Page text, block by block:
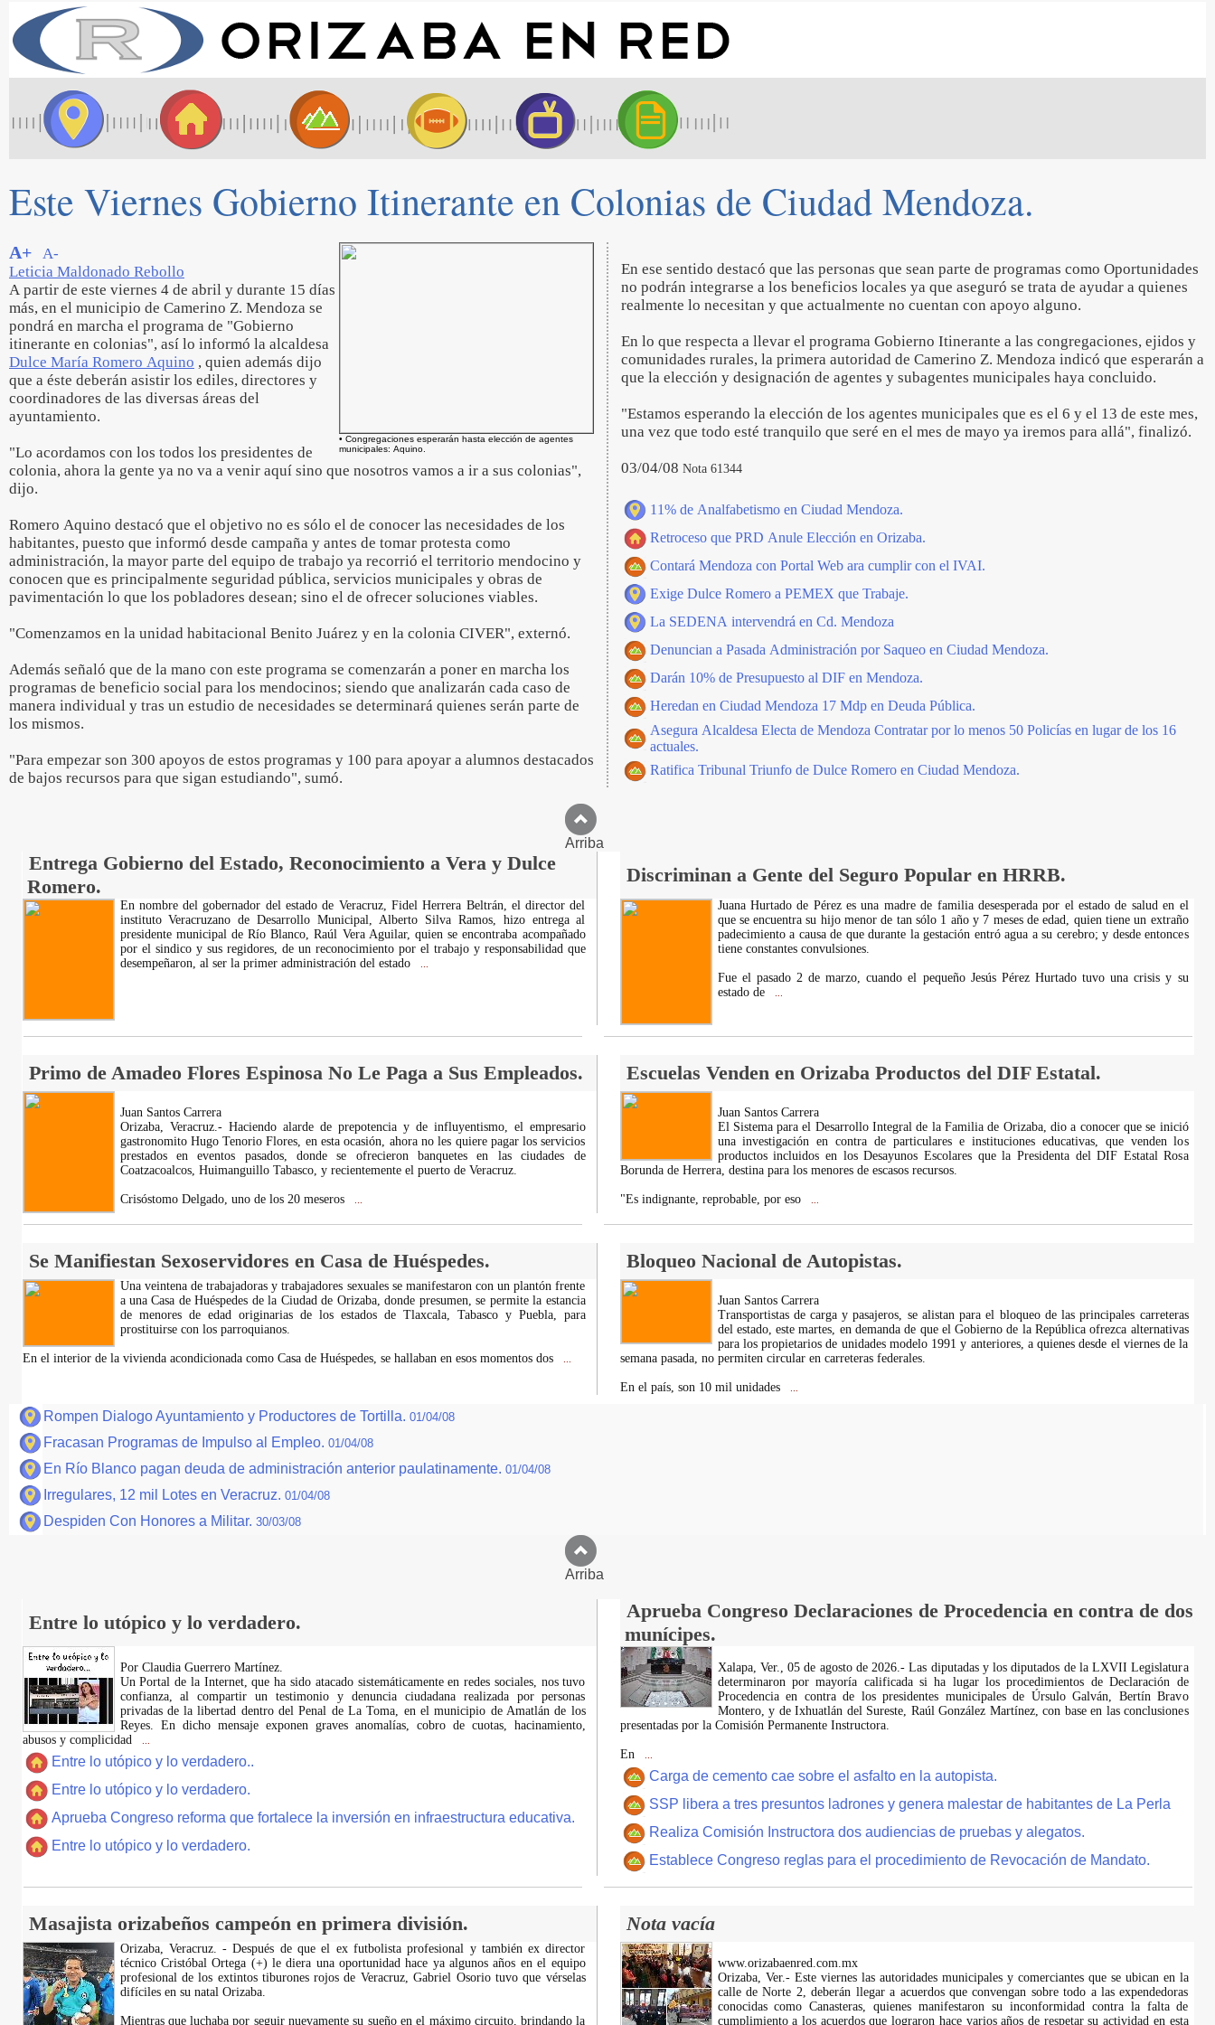
Este Viernes Gobierno Itinerante en Colonias de Ciudad Mendoza.
• Congregaciones esperarán hasta elección de agentes
municipales: Aquino.
A+
A-
Leticia Maldonado Rebollo
A partir de este viernes 4 de abril y durante 15 días
más, en el municipio de Camerino Z. Mendoza se
pondrá en marcha el programa de "Gobierno
itinerante en colonias", así lo informó la alcaldesa
Dulce María Romero Aquino , quien además dijo
que a éste deberán asistir los ediles, directores y
coordinadores de las diversas áreas del
ayuntamiento.
"Lo acordamos con los todos los presidentes de
colonia, ahora la gente ya no va a venir aquí sino que nosotros vamos a ir a sus colonias",
dijo.
Romero Aquino destacó que el objetivo no es sólo el de conocer las necesidades de los
habitantes, puesto que informó desde campaña y antes de tomar protesta como
administración, la mayor parte del equipo de trabajo ya recorrió el territorio mendocino y
conocen que es principalmente seguridad pública, servicios municipales y obras de
pavimentación lo que los pobladores desean; sino el de ofrecer soluciones viables.
"Comenzamos en la unidad habitacional Benito Juárez y en la colonia CIVER", externó.
Además señaló que de la mano con este programa se comenzarán a poner en marcha los
programas de beneficio social para los mendocinos; siendo que analizarán cada caso de
manera individual y tras un estudio de necesidades se determinará quienes serán parte de
los mismos.
"Para empezar son 300 apoyos de estos programas y 100 para apoyar a alumnos destacados
de bajos recursos para que sigan estudiando", sumó.
En ese sentido destacó que las personas que sean parte de programas como Oportunidades
no podrán integrarse a los beneficios locales ya que aseguró se trata de ayudar a quienes
realmente lo necesitan y que actualmente no cuentan con apoyo alguno.
En lo que respecta a llevar el programa Gobierno Itinerante a las congregaciones, ejidos y
comunidades rurales, la primera autoridad de Camerino Z. Mendoza indicó que esperarán a
que la elección y designación de agentes y subagentes municipales haya concluido.
"Estamos esperando la elección de los agentes municipales que es el 6 y el 13 de este mes,
una vez que todo esté tranquilo que seré en el mes de mayo ya iremos para allá", finalizó.
03/04/08 Nota 61344
11% de Analfabetismo en Ciudad Mendoza.
Retroceso que PRD Anule Elección en Orizaba.
Contará Mendoza con Portal Web ara cumplir con el IVAI.
Exige Dulce Romero a PEMEX que Trabaje.
La SEDENA intervendrá en Cd. Mendoza
Denuncian a Pasada Administración por Saqueo en Ciudad Mendoza.
Darán 10% de Presupuesto al DIF en Mendoza.
Heredan en Ciudad Mendoza 17 Mdp en Deuda Pública.
Asegura Alcaldesa Electa de Mendoza Contratar por lo menos 50 Policías en lugar de los 16
actuales.
Ratifica Tribunal Triunfo de Dulce Romero en Ciudad Mendoza.
Arriba
Entrega Gobierno del Estado, Reconocimiento a Vera y Dulce
Romero.
Discriminan a Gente del Seguro Popular en HRRB.
En nombre del gobernador del estado de Veracruz, Fidel Herrera Beltrán, el director del
instituto Veracruzano de Desarrollo Municipal, Alberto Silva Ramos, hizo entrega al
presidente municipal de Río Blanco, Raúl Vera Aguilar, quien se encontraba acompañado
por el sindico y sus regidores, de un reconocimiento por el trabajo y responsabilidad que
desempeñaron, al ser la primer administración del estado
Juana Hurtado de Pérez es una madre de familia desesperada por el estado de salud en el
que se encuentra su hijo menor de tan sólo 1 año y 7 meses de edad, quien tiene un extraño
padecimiento a causa de que durante la gestación entró agua a su cerebro; y desde entonces
tiene constantes convulsiones.
Fue el pasado 2 de marzo, cuando el pequeño Jesús Pérez Hurtado tuvo una crisis y su
estado de
Primo de Amadeo Flores Espinosa No Le Paga a Sus Empleados. Escuelas Venden en Orizaba Productos del DIF Estatal.
Juan Santos Carrera
Orizaba, Veracruz.- Haciendo alarde de prepotencia y de influyentismo, el empresario
gastronomito Hugo Tenorio Flores, en esta ocasión, ahora no les quiere pagar los servicios
prestados en eventos pasados, donde se ofrecieron banquetes en las ciudades de
Coatzacoalcos, Huimanguillo Tabasco, y recientemente el puerto de Veracruz.
Crisóstomo Delgado, uno de los 20 meseros
Juan Santos Carrera
El Sistema para el Desarrollo Integral de la Familia de Orizaba, dio a conocer que se inició
una investigación en contra de particulares e instituciones educativas, que venden los
productos incluidos en los Desayunos Escolares que la Presidenta del DIF Estatal Rosa
Borunda de Herrera, destina para los menores de escasos recursos.
"Es indignante, reprobable, por eso
Se Manifiestan Sexoservidores en Casa de Huéspedes. Bloqueo Nacional de Autopistas.
Una veintena de trabajadoras y trabajadores sexuales se manifestaron con un plantón frente
a una Casa de Huéspedes de la Ciudad de Orizaba, donde presumen, se permite la estancia
de menores de edad originarias de los estados de Tlaxcala, Tabasco y Puebla, para
prostituirse con los parroquianos.
En el interior de la vivienda acondicionada como Casa de Huéspedes, se hallaban en esos momentos dos
Juan Santos Carrera
Transportistas de carga y pasajeros, se alistan para el bloqueo de las principales carreteras
del estado, este martes, en demanda de que el Gobierno de la República ofrezca alternativas
para los propietarios de unidades modelo 1991 y anteriores, a quienes desde el viernes de la
semana pasada, no permiten circular en carreteras federales.
En el país, son 10 mil unidades
Rompen Dialogo Ayuntamiento y Productores de Tortilla. 01/04/08
Fracasan Programas de Impulso al Empleo. 01/04/08
En Río Blanco pagan deuda de administración anterior paulatinamente. 01/04/08
Irregulares, 12 mil Lotes en Veracruz. 01/04/08
Despiden Con Honores a Militar. 30/03/08
Arriba
Entre lo utópico y lo verdadero.
Aprueba Congreso Declaraciones de Procedencia en contra de dos
munícipes.
Por Claudia Guerrero Martínez.
​Un Portal de la Internet, que ha sido atacado sistemáticamente en redes sociales, nos tuvo
confianza, al compartir un testimonio y denuncia ciudadana realizada por personas
privadas de la libertad dentro del Penal de La Toma, en el municipio de Amatlán de los
Reyes. En dicho mensaje exponen graves anomalías, cobro de cuotas, hacinamiento,
abusos y complicidad
Entre lo utópico y lo verdadero..
Entre lo utópico y lo verdadero.
Aprueba Congreso reforma que fortalece la inversión en infraestructura educativa.
Entre lo utópico y lo verdadero.
Xalapa, Ver., 05 de agosto de 2026.- Las diputadas y los diputados de la LXVII Legislatura
determinaron por mayoría calificada si ha lugar los procedimientos de Declaración de
Procedencia en contra de los presidentes municipales de Úrsulo Galván, Bertín Bravo
Montero, y de Ixhuatlán del Sureste, Raúl González Martínez, con base en las conclusiones
presentadas por la Comisión Permanente Instructora.
En
Carga de cemento cae sobre el asfalto en la autopista.
SSP libera a tres presuntos ladrones y genera malestar de habitantes de La Perla
Realiza Comisión Instructora dos audiencias de pruebas y alegatos.
Establece Congreso reglas para el procedimiento de Revocación de Mandato.
Masajista orizabeños campeón en primera división. Nota vacía
Orizaba, Veracruz. - Después de que el ex futbolista profesional y también ex director
técnico Cristóbal Ortega (+) le diera una oportunidad hace ya algunos años en el equipo
profesional de los extintos tiburones rojos de Veracruz, Gabriel Osorio tuvo que vérselas
difíciles en su natal Orizaba.
Mientras que luchaba por seguir nuevamente su sueño en el máximo circuito, brindando la
www.orizabaenred.com.mx
Orizaba, Ver.- Este viernes las autoridades municipales y comerciantes que se ubican en la
calle de Norte 2, deberán llegar a acuerdos que convengan sobre todo a las expendedoras
conocidas como Canasteras, quienes manifestaron su inconformidad contra la falta de
cumplimiento a los acuerdos que lograron hace varios años de respetar su actividad en esta